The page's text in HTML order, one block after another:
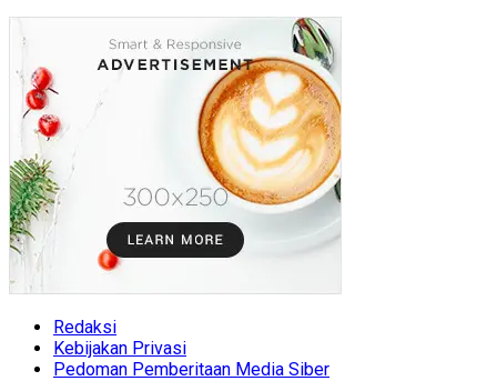
Redaksi
Kebijakan Privasi
Pedoman Pemberitaan Media Siber